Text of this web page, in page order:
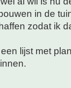
in de
zodat ik
lijst met